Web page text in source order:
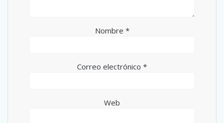
Nombre *
Correo electrónico *
Web